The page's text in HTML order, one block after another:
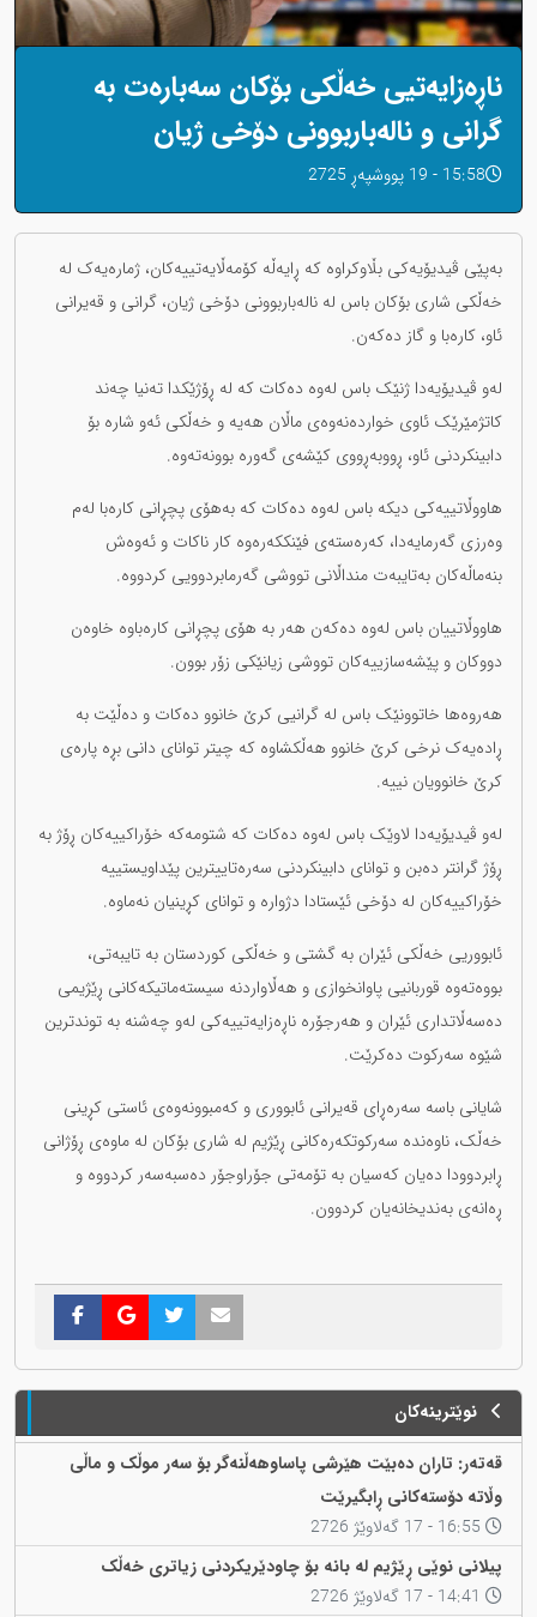
ناڕه‌زایه‌تیی خه‌ڵکی بۆکان سەبارەت بە
گرانی و ناله‌باربوونی دۆخی ژیان
15:58 - 19 پووشپەڕ 2725
به‌پێی ڤیدیۆیەکی بڵاوکراوه که‌ ڕایه‌ڵه‌ کۆمه‌ڵایه‌تییه‌کان، ژمارەیەک لە
خەڵكی شاری بۆکان باس له‌ ناله‌باربوونی دۆخی ژیان، گرانی و قه‌یرانی
ئاو، کاره‌با و گاز ده‌که‌ن.
له‌و ڤیدیۆیه‌دا ژنێک باس له‌وه‌ ده‌کات که‌ له‌ ڕۆژێکدا ته‌نیا چه‌ند
کاتژمێرێک ئاوی خوارده‌نه‌وه‌ی ماڵان هه‌یه‌ و خه‌ڵکی ئه‌و شاره‌ بۆ
دابینکردنی ئاو، ڕووبه‌ڕووی کێشه‌ی گه‌وره‌ بوونه‌ته‌وه‌.
هاووڵاتییه‌کی دیکه‌ باس له‌وه‌ ده‌کات کە به‌هۆی پچڕانی کاره‌با له‌م
وه‌رزی گه‌رمایه‌دا، که‌ره‌سته‌ی فێنککه‌ره‌وه‌ کار ناکات و ئه‌وه‌ش
بنه‌ماڵه‌کان به‌تایبه‌ت منداڵانی تووشی گه‌رمابردوویی کردووه‌.
هاووڵاتییان باس له‌وه‌ ده‌که‌ن هه‌ر به‌ هۆی پچڕانی کاره‌باوه‌ خاوه‌ن
دووکان و پێشه‌سازییه‌کان تووشی زیانێکی زۆر بوون‌.
هه‌روه‌ها خاتوونێک باس له‌ گرانیی کرێ خانوو ده‌کات و ده‌ڵێت به‌
ڕاده‌یه‌ک نرخی کرێ خانوو هه‌ڵکشاوه‌ که‌ چیتر توانای دانی بڕه‌ پاره‌ی
کرێ خانوویان نییه‌.
له‌و ڤیدیۆیه‌دا لاوێک باس له‌وه‌ ده‌کات که شتومه‌که‌ خۆراکییه‌کان ڕۆژ به‌
ڕۆژ گرانتر ده‌بن و توانای دابینکردنی سه‌ره‌تاییترین پێداویستییه‌
خۆراکییه‌کان له‌ دۆخی ئێستادا دژواره‌ و توانای کڕینیان نه‌ماوه‌.
ئابووریی خه‌ڵکی ئێران به‌ گشتی و خه‌ڵکی کوردستان به‌ تایبه‌تی،
بووه‌ته‌وه‌ قوربانیی پاوانخوازی و هه‌ڵاواردنه‌ سیسته‌ماتیکه‌کانی ڕێژیمی
ده‌سه‌ڵاتداری ئێران و هه‌رجۆره‌ ناڕه‌زایه‌تییه‌کی له‌و چه‌شنه‌ به‌ توندترین
شێوه‌ سه‌رکوت ده‌کرێت.
شایانی باسه‌ سه‌ره‌ڕای قه‌یرانی ئابووری و که‌مبوونه‌وه‌ی ئاستی کڕینی
خه‌ڵک، ناوه‌نده‌ سه‌رکوتکەره‌کانی ڕێژیم له‌ شاری بۆکان له‌ ماوه‌ی ڕۆژانی
ڕابردوودا ده‌یان که‌سیان به‌ تۆمه‌تی جۆراوجۆر ده‌سبه‌سه‌ر کردووه‌ و
ڕه‌انه‌ی به‌ندیخانه‌یان کردوون.
نوێترینەکان
قەتەر: تاران دەبێت هێرشی پاساوهەڵنەگر بۆ سەر موڵک و ماڵی
وڵاتە دۆستەکانی ڕابگیرێت
پیلانی نوێی ڕێژیم لە بانە بۆ چاودێریکردنی زیاتری خەڵک